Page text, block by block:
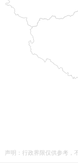
声明：行政界限仅供参考，